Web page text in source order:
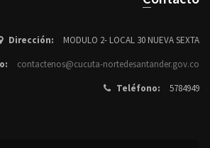
Dirección:
MODULO 2- LOCAL 30 NUEVA SEXTA
contactenos@cucuta-nortedesantander.gov.co
Teléfono:
5784949